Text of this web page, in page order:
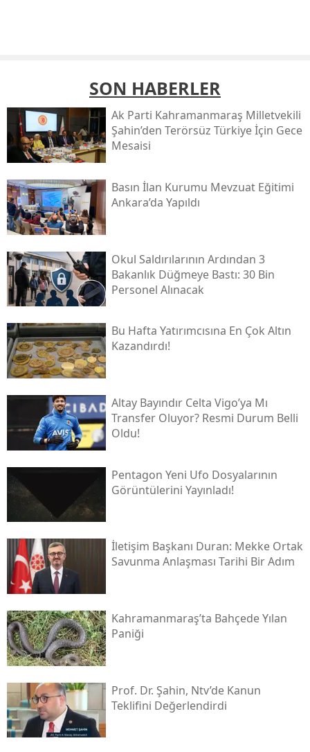
SON HABERLER
Ak Parti Kahramanmaraş Milletvekili
Şahin’den Terörsüz Türkiye İçin Gece
Mesaisi
Basın İlan Kurumu Mevzuat Eğitimi
Ankara’da Yapıldı
Okul Saldırılarının Ardından 3
Bakanlık Düğmeye Bastı: 30 Bin
Personel Alınacak
Bu Hafta Yatırımcısına En Çok Altın
Kazandırdı!
Altay Bayındır Celta Vigo’ya Mı
Transfer Oluyor? Resmi Durum Belli
Oldu!
Pentagon Yeni Ufo Dosyalarının
Görüntülerini Yayınladı!
İletişim Başkanı Duran: Mekke Ortak
Savunma Anlaşması Tarihi Bir Adım
Kahramanmaraş’ta Bahçede Yılan
Paniği
Prof. Dr. Şahin, Ntv’de Kanun
Teklifini Değerlendirdi